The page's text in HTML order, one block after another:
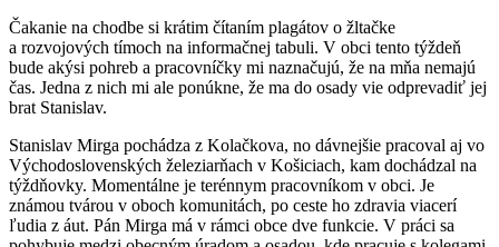
Čakanie na chodbe si krátim čítaním plagátov o žltačke
a rozvojových tímoch na informačnej tabuli. V obci tento týždeň
bude akýsi pohreb a pracovníčky mi naznačujú, že na mňa nemajú
čas. Jedna z nich mi ale ponúkne, že ma do osady vie odprevadiť jej
brat Stanislav.
Stanislav Mirga pochádza z Kolačkova, no dávnejšie pracoval aj vo
Východoslovenských železiarňach v Košiciach, kam dochádzal na
týždňovky. Momentálne je terénnym pracovníkom v obci. Je
známou tvárou v oboch komunitách, po ceste ho zdravia viacerí
ľudia z áut. Pán Mirga má v rámci obce dve funkcie. V práci sa